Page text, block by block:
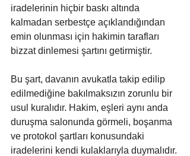
iradelerinin hiçbir baskı altında
kalmadan serbestçe açıklandığından
emin olunması için hakimin tarafları
bizzat dinlemesi şartını getirmiştir.
Bu şart, davanın avukatla takip edilip
edilmediğine bakılmaksızın zorunlu bir
usul kuralıdır. Hakim, eşleri aynı anda
duruşma salonunda görmeli, boşanma
ve protokol şartları konusundaki
iradelerini kendi kulaklarıyla duymalıdır.